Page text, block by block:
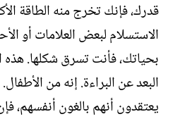
قدرك، فإنك تخرج منه الطاقة
الاستسلام لبعض العلامات أو
بحياتك، فأنت تسرق شكلها. هذه
البعد عن البراءة. إنه من
يعتقدون أنهم بالغون أنفسهم،